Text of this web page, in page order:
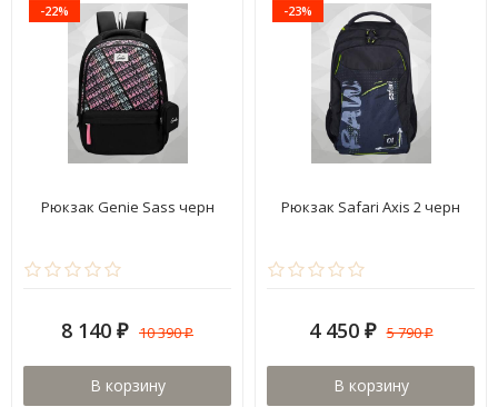
-22%
Рюкзак Genie Sass черн
8 140 ₽ 10 390₽
В корзину
-23%
Рюкзак Safari Axis 2 черн
4 450 ₽ 5 790₽
В корзину